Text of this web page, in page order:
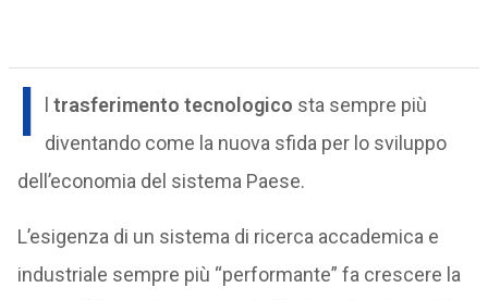
I trasferimento tecnologico sta sempre più
diventando come la nuova sfida per lo sviluppo
dell’economia del sistema Paese.
L’esigenza di un sistema di ricerca accademica e
industriale sempre più “performante” fa crescere la